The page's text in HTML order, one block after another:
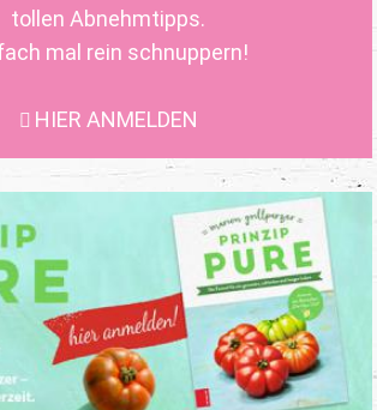
tollen Abnehmtipps.
mal rein schnuppern!
HIER ANMELDEN